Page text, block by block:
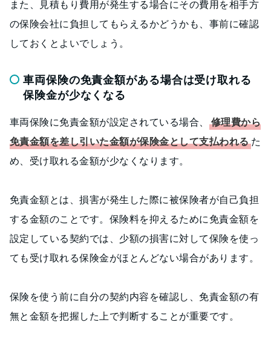
また、見積もり費用が発生する場合にその費用を相手方
の保険会社に負担してもらえるかどうかも、事前に確認
しておくとよいでしょう。
車両保険の免責金額がある場合は受け取れる
保険金が少なくなる
車両保険に免責金額が設定されている場合、
修理費から
免責金額を差し引いた金額が保険金として支払われるた
め、受け取れる金額が少なくなります。
免責金額とは、損害が発生した際に被保険者が自己負担
する金額のことです。保険料を抑えるために免責金額を
設定している契約では、少額の損害に対して保険を使っ
ても受け取れる保険金がほとんどない場合があります。
保険を使う前に自分の契約内容を確認し、免責金額の有
無と金額を把握した上で判断することが重要です。